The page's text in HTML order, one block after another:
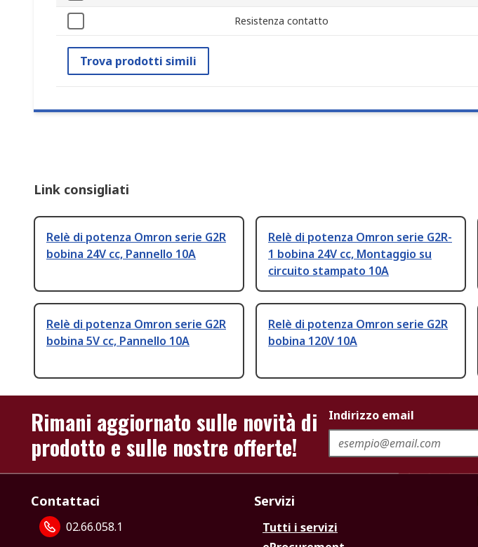
Resistenza contatto
Trova prodotti simili
Link consigliati
Relè di potenza Omron serie G2R
bobina 24V cc, Pannello 10A
Relè di potenza Omron serie G2R-
1 bobina 24V cc, Montaggio su
circuito stampato 10A
Relè di potenza Omron serie G2R
bobina 5V cc, Pannello 10A
Relè di potenza Omron serie G2R
bobina 120V 10A
Rimani aggiornato sulle novità di
prodotto e sulle nostre offerte!
Indirizzo email
Contattaci
02.66.058.1
Servizi
Tutti i servizi